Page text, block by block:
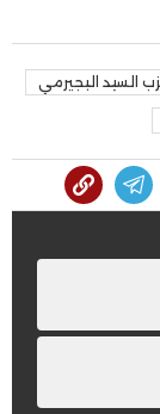
السيد البجيرمي